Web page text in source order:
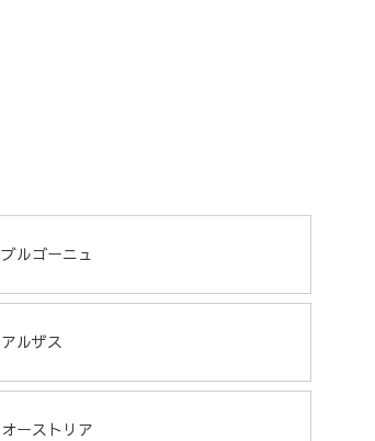
ブルゴーニュ
アルザス
オーストリア